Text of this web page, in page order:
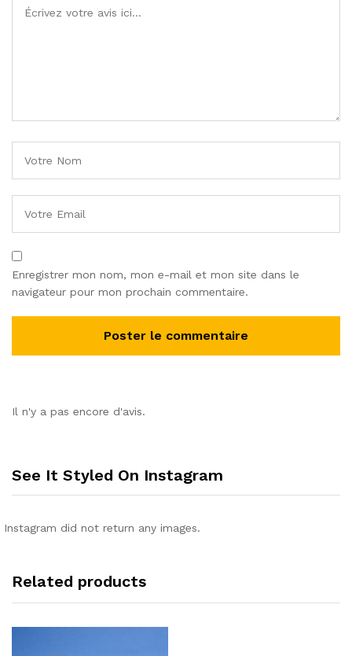
Enregistrer mon nom, mon e-mail et mon site dans le
navigateur pour mon prochain commentaire.
Il n'y a pas encore d'avis.
See It Styled On Instagram
Instagram did not return any images.
Related products